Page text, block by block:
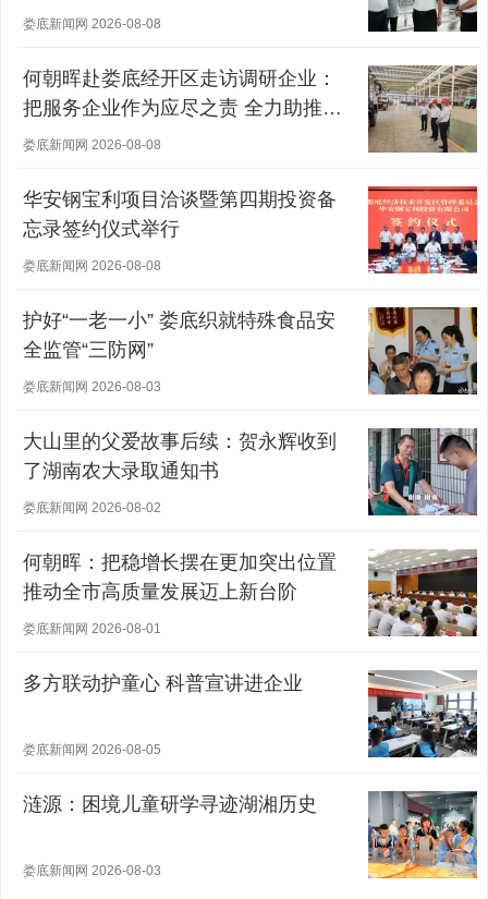
娄底新闻网 2026-08-08
何朝晖赴娄底经开区走访调研企业：
把服务企业作为应尽之责 全力助推经
营主体稳健发展
娄底新闻网 2026-08-08
华安钢宝利项目洽谈暨第四期投资备
忘录签约仪式举行
娄底新闻网 2026-08-08
护好“一老一小” 娄底织就特殊食品安
全监管“三防网”
娄底新闻网 2026-08-03
大山里的父爱故事后续：贺永辉收到
了湖南农大录取通知书
娄底新闻网 2026-08-02
何朝晖：把稳增长摆在更加突出位置
推动全市高质量发展迈上新台阶
娄底新闻网 2026-08-01
多方联动护童心 科普宣讲进企业
娄底新闻网 2026-08-05
涟源：困境儿童研学寻迹湖湘历史
娄底新闻网 2026-08-03